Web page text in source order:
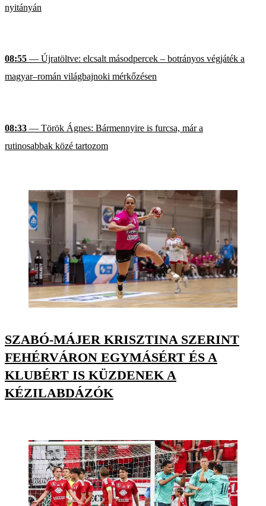
nyitányán
08:55 — Újratöltve: elcsalt másodpercek – botrányos végjáték a
magyar–román világbajnoki mérkőzésen
08:33 — Török Ágnes: Bármennyire is furcsa, már a
rutinosabbak közé tartozom
SZABÓ-MÁJER KRISZTINA SZERINT
FEHÉRVÁRON EGYMÁSÉRT ÉS A
KLUBÉRT IS KÜZDENEK A
KÉZILABDÁZÓK